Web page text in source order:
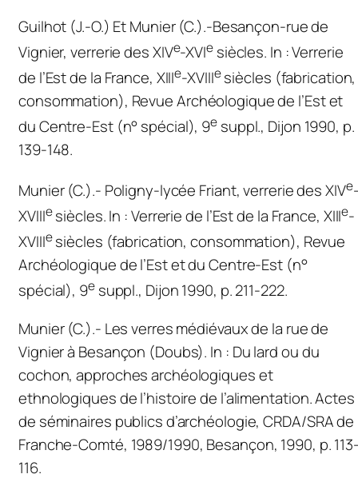
Guilhot (J.-O.) Et Munier (C.).-Besançon-rue de
Vignier, verrerie des XIVe-XVIesiècles. In : Verrerie
de l’Est de la France, XIIIe-XVIIIesiècles (fabrication,
consommation), Revue Archéologique de l’Est et
du Centre-Est (n° spécial), 9e suppl., Dijon 1990, p.
139-148.
Munier (C.).- Poligny-lycée Friant, verrerie des XIVe
XVIIIesiècles. In : Verrerie de l’Est de la France, XIIIe-
XVIIIesiècles (fabrication, consommation), Revue
Archéologique de l’Est et du Centre-Est (n°
spécial), 9esuppl., Dijon 1990, p. 211-222.
Munier (C.).- Les verres médiévaux de la rue de
Vignier à Besançon (Doubs). In : Du lard ou du
cochon, approches archéologiques et
ethnologiques de l’histoire de l’alimentation. Actes
de séminaires publics d’archéologie, CRDA/SRA de
Franche-Comté, 1989/1990, Besançon, 1990, p.
116.